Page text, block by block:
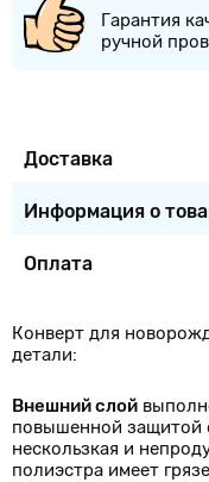
Гарантия
ручной
Доставка
Информация о
Оплата
Конверт для
детали:
Внешний слой
повышенной защитой
нескользкая и
полиэстра имеет